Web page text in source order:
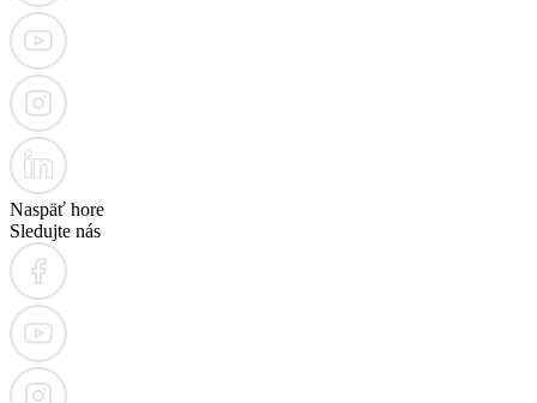
Naspäť hore
Sledujte nás